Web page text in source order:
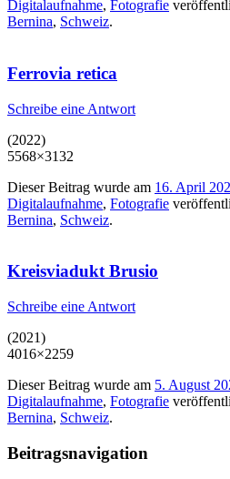
Digitalaufnahme, Fotografie
Bernina, Schweiz.
Ferrovia retica
Schreibe eine Antwort
(2022)
5568×3132
Dieser Beitrag wurde am 16. April
Digitalaufnahme, Fotografie
Bernina, Schweiz.
Kreisviadukt Brusio
Schreibe eine Antwort
(2021)
4016×2259
Dieser Beitrag wurde am 5. August
Digitalaufnahme, Fotografie
Bernina, Schweiz.
Beitragsnavigation